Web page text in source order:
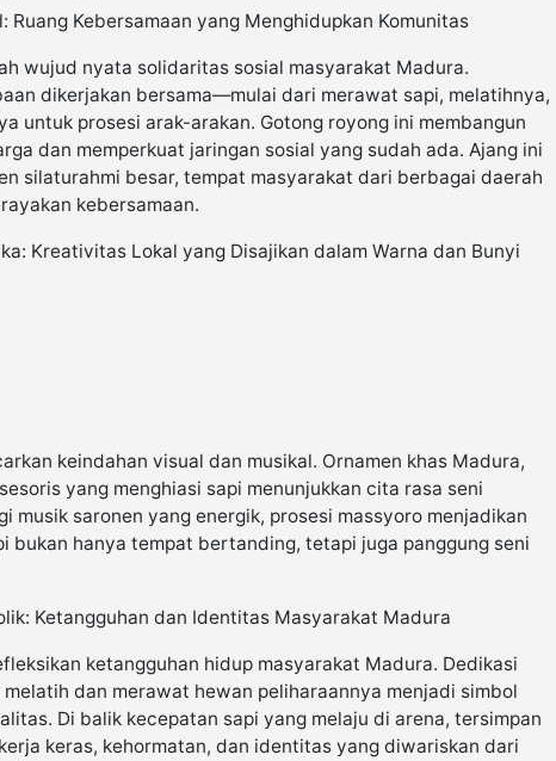
Ruang Kebersamaan yang Menghidupkan Komunitas
wujud nyata solidaritas sosial masyarakat Madura.
dikerjakan bersama—mulai dari merawat sapi, melatihnya,
untuk prosesi arak-arakan. Gotong royong ini membangun
dan memperkuat jaringan sosial yang sudah ada. Ajang ini
silaturahmi besar, tempat masyarakat dari berbagai daerah
kebersamaan.
Kreativitas Lokal yang Disajikan dalam Warna dan Bunyi
keindahan visual dan musikal. Ornamen khas Madura,
yang menghiasi sapi menunjukkan cita rasa seni
musik saronen yang energik, prosesi massyoro menjadikan
bukan hanya tempat bertanding, tetapi juga panggung seni
Ketangguhan dan Identitas Masyarakat Madura
ketangguhan hidup masyarakat Madura. Dedikasi
melatih dan merawat hewan peliharaannya menjadi simbol
Di balik kecepatan sapi yang melaju di arena, tersimpan
keras, kehormatan, dan identitas yang diwariskan dari